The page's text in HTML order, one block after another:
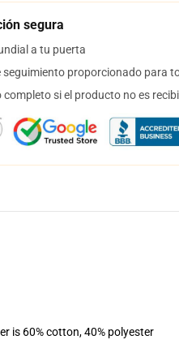
segura
a tu puerta
seguimiento proporcionado para
completo si el producto no es
is 60% cotton, 40% polyester